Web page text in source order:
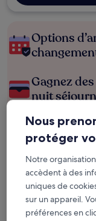
Options
Gagnez
nuit
Consultez les
Ce soir
6 août - 7
Nous
protéger
Notre
accèdent à des
uniques de
sur un appareil.
préférences en